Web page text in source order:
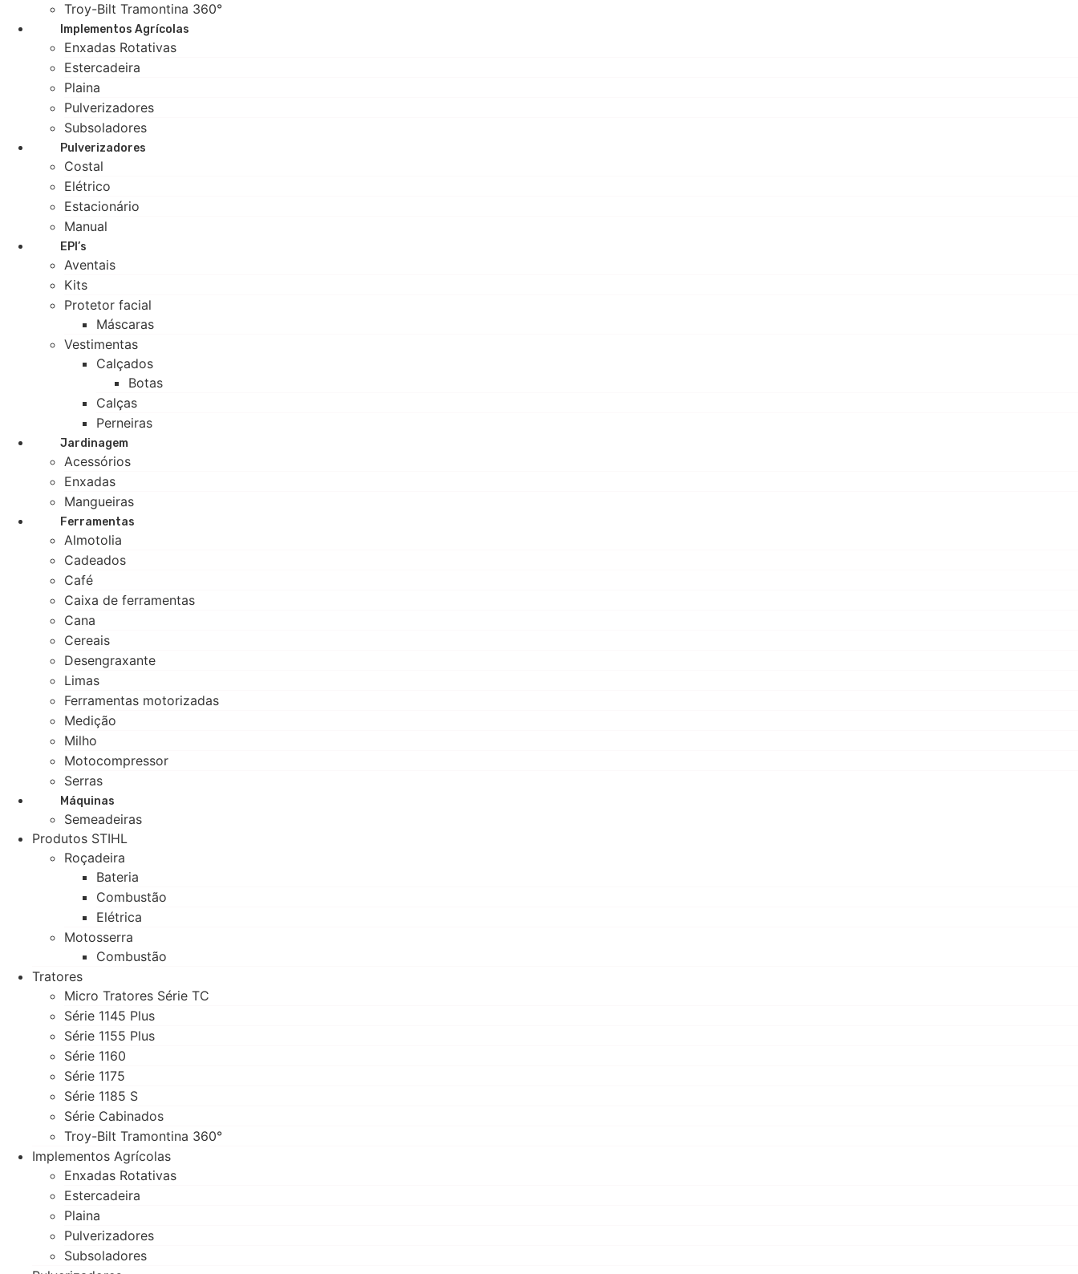
Troy-Bilt Tramontina 360°
Implementos Agrícolas
Enxadas Rotativas
Estercadeira
Plaina
Pulverizadores
Subsoladores
Pulverizadores
Costal
Elétrico
Estacionário
Manual
EPI’s
Aventais
Kits
Protetor facial
Máscaras
Vestimentas
Calçados
Botas
Calças
Perneiras
Jardinagem
Acessórios
Enxadas
Mangueiras
Ferramentas
Almotolia
Cadeados
Café
Caixa de ferramentas
Cana
Cereais
Desengraxante
Limas
Ferramentas motorizadas
Medição
Milho
Motocompressor
Serras
Máquinas
Semeadeiras
Produtos STIHL
Roçadeira
Bateria
Combustão
Elétrica
Motosserra
Combustão
Tratores
Micro Tratores Série TC
Série 1145 Plus
Série 1155 Plus
Série 1160
Série 1175
Série 1185 S
Série Cabinados
Troy-Bilt Tramontina 360°
Implementos Agrícolas
Enxadas Rotativas
Estercadeira
Plaina
Pulverizadores
Subsoladores